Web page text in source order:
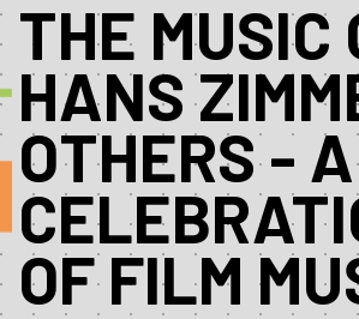
THE MUSIC
HANS
OTHERS - A
OF FILM